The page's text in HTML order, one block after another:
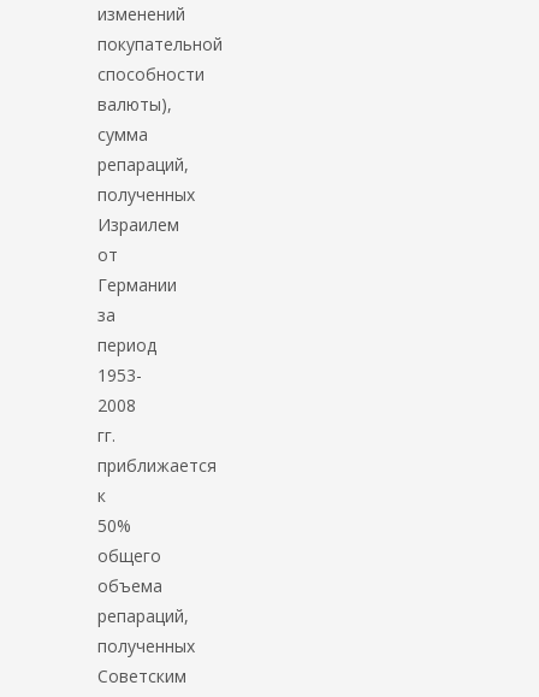
изменений
покупательной
способности
валюты),
сумма
репараций,
полученных
Израилем
от
Германии
за
период
1953-
2008
гг.
приближается
к
50%
общего
объема
репараций,
полученных
Советским